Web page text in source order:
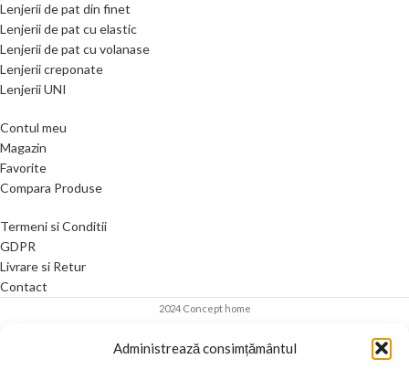
Administrează consimțământul
Lenjerii de pat din finet
Lenjerii de pat cu elastic
Lenjerii de pat cu volanase
Lenjerii creponate
Lenjerii UNI
Contul meu
Magazin
Favorite
Compara Produse
Termeni si Conditii
GDPR
Livrare si Retur
Contact
2024 Concept home